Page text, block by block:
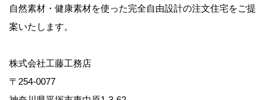
自然素材・健康素材を使った完全自由設計の注文住宅をご提
案いたします。
株式会社工藤工務店
〒254-0077